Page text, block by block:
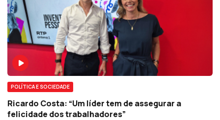
POLÍTICA E SOCIEDADE
Ricardo Costa: “Um líder tem de assegurar a
felicidade dos trabalhadores”